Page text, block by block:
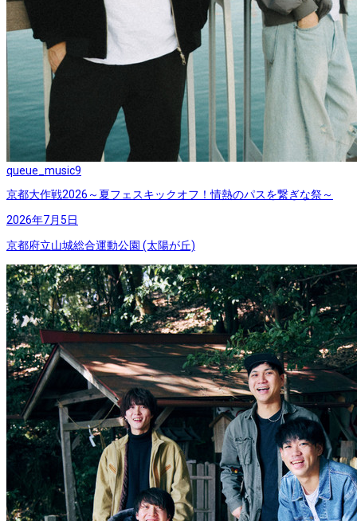
queue_music9
京都大作戦2026～夏フェスキックオフ！情熱のパスを繋ぎな祭～
2026年7月5日
京都府立山城総合運動公園 (太陽が丘)